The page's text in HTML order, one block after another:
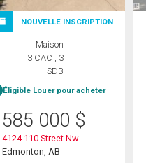
NOUVELLE INSCRIPTION
Maison
3 CAC , 3
SDB
Éligible Louer pour acheter
585 000 $
4124 110 Street Nw
Edmonton, AB